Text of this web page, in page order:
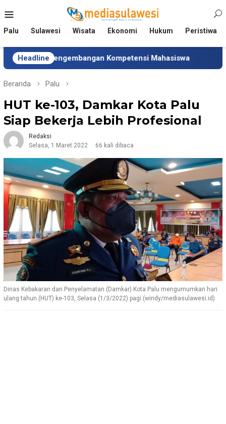
ke
Mobile
Palu Sulawesi Wisata Ekonomi Hukum Peristiwa
Headline
Pengembangan Kompetensi Mahasiswa Tim
Beranda Palu
HUT ke-103, Damkar Kota Palu
Siap Bekerja Lebih Profesional
Redaksi
Selasa, 1 Maret 2022
66 kali dibaca
Dinas Kebakaran dan Penyelamatan (Damkar) Kota Palu mengumumkan hari
ulang tahun (HUT) ke-103, Selasa (1/3/2022) pagi.(windy/mediasulawesi.id)